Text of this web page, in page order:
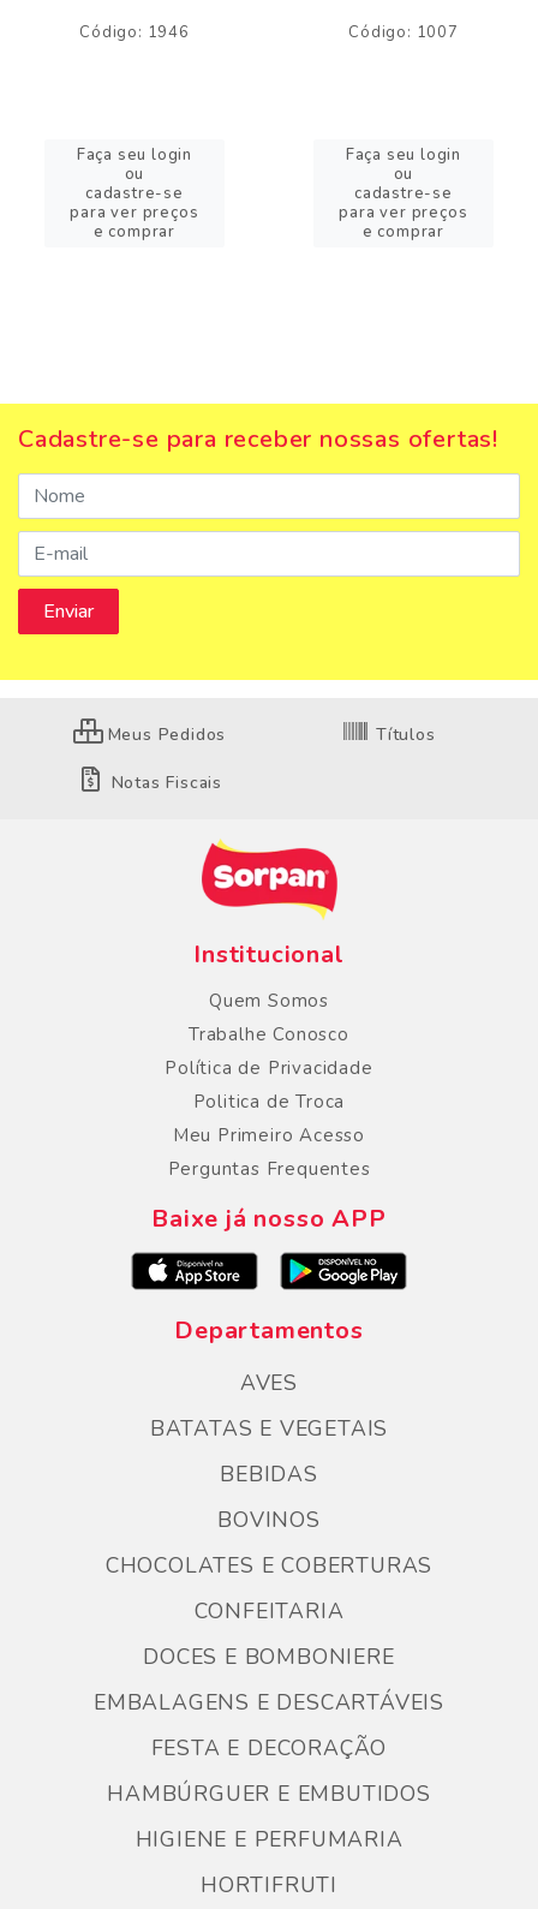
Código: 1946
Faça seu login
ou
cadastre-se
para ver preços
e comprar
Código: 1007
Faça seu login
ou
cadastre-se
para ver preços
e comprar
Cadastre-se para receber nossas ofertas!
Meus Pedidos Títulos
Notas Fiscais
Institucional
Quem Somos
Trabalhe Conosco
Política de Privacidade
Politica de Troca
Meu Primeiro Acesso
Perguntas Frequentes
Baixe já nosso APP
Departamentos
AVES
BATATAS E VEGETAIS
BEBIDAS
BOVINOS
CHOCOLATES E COBERTURAS
CONFEITARIA
DOCES E BOMBONIERE
EMBALAGENS E DESCARTÁVEIS
FESTA E DECORAÇÃO
HAMBÚRGUER E EMBUTIDOS
HIGIENE E PERFUMARIA
HORTIFRUTI